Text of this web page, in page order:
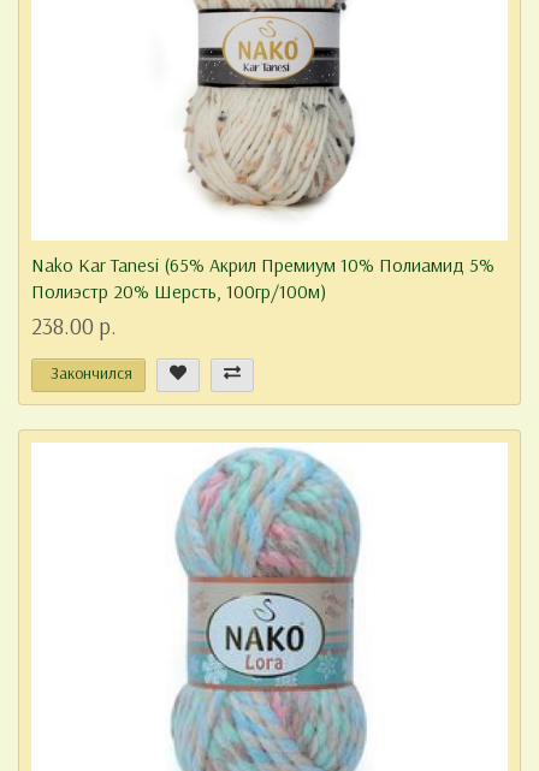
Nako Kar Tanesi (65% Акрил Премиум 10% Полиамид 5%
Полиэстр 20% Шерсть, 100гр/100м)
238.00 р.
Закончился